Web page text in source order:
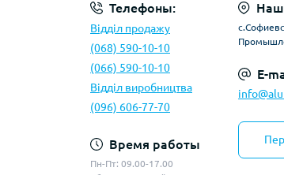
Телефоны:
Відділ продажу
(068) 590-10-10
(066) 590-10-10
Відділ виробництва
(096) 606-77-70
Время работы
Пн-Пт: 09.00-17.00
Наш
E-